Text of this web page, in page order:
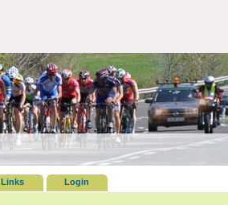
Links
Login